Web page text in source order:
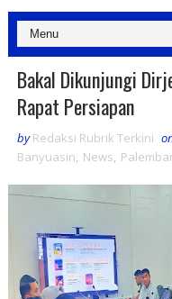
Bakal Dikunjungi
Rapat Persiapan
by Redaksi Rubrik Terkini
Banyuasin, News,